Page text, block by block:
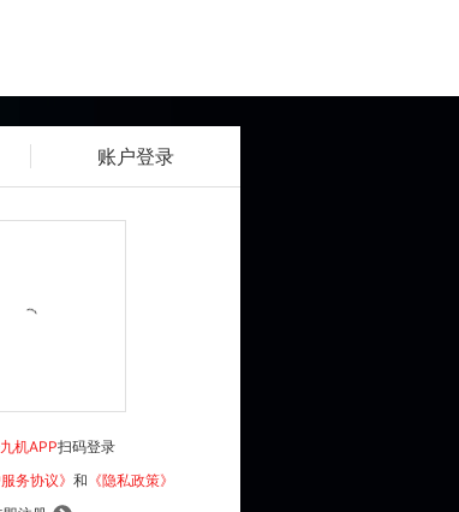
账户登录
登 录
九机APP扫码登录
务协议》 和 《隐私政策》